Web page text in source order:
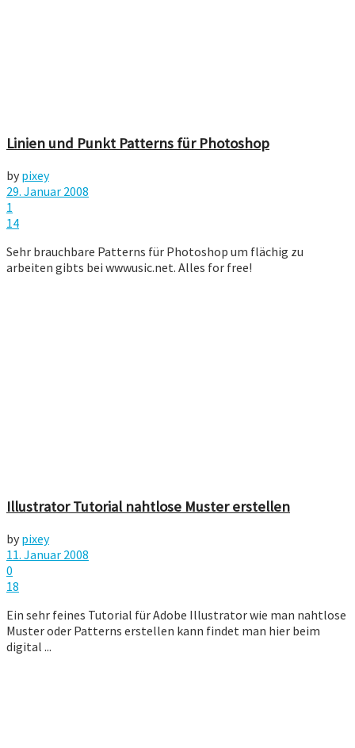
Linien und Punkt Patterns für Photoshop
by pixey
29. Januar 2008
1
14
Sehr brauchbare Patterns für Photoshop um flächig zu
arbeiten gibts bei wwwusic.net. Alles for free!
Illustrator Tutorial nahtlose Muster erstellen
by pixey
11. Januar 2008
0
18
Ein sehr feines Tutorial für Adobe Illustrator wie man nahtlose
Muster oder Patterns erstellen kann findet man hier beim
digital ...